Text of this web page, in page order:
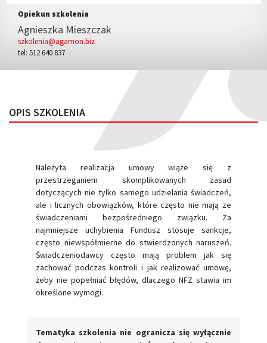
Opiekun szkolenia
Agnieszka Mieszczak
szkolenia@agamon.biz
tel: 512 640 837
OPIS SZKOLENIA
Należyta realizacja umowy wiąże się z
przestrzeganiem skomplikowanych zasad
dotyczących nie tylko samego udzielania świadczeń,
ale i licznych obowiązków, które często nie mają ze
świadczeniami bezpośredniego związku. Za
najmniejsze uchybienia Fundusz stosuje sankcje,
często niewspółmierne do stwierdzonych naruszeń.
Świadczeniodawcy często mają problem jak się
zachować podczas kontroli i jak realizować umowę,
żeby nie popełniać błędów, dlaczego NFZ stawia im
określone wymogi.
Tematyka szkolenia nie ogranicza się wyłącznie